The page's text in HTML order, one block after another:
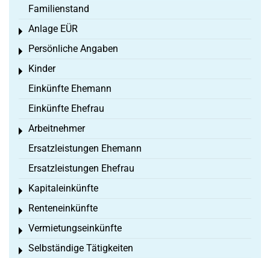
Familienstand
Anlage EÜR
Toggle menu
Persönliche Angaben
Toggle menu
Kinder
Toggle menu
Einkünfte Ehemann
Einkünfte Ehefrau
Arbeitnehmer
Toggle menu
Ersatzleistungen Ehemann
Ersatzleistungen Ehefrau
Kapitaleinkünfte
Toggle menu
Renteneinkünfte
Toggle menu
Vermietungseinkünfte
Toggle menu
Selbständige Tätigkeiten
Toggle menu